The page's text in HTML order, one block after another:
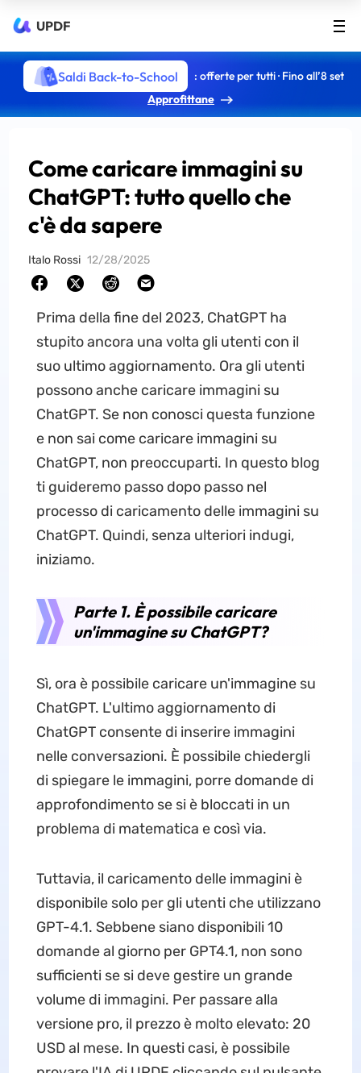
UPDF
Saldi Back-to-School
: offerte per tutti · Fino all’8 set
Approfittane
Come caricare immagini su
ChatGPT: tutto quello che
c'è da sapere
Italo Rossi 12/28/2025
Prima della fine del 2023, ChatGPT ha
stupito ancora una volta gli utenti con il
suo ultimo aggiornamento. Ora gli utenti
possono anche caricare immagini su
ChatGPT. Se non conosci questa funzione
e non sai come caricare immagini su
ChatGPT, non preoccuparti. In questo blog
ti guideremo passo dopo passo nel
processo di caricamento delle immagini su
ChatGPT. Quindi, senza ulteriori indugi,
iniziamo.
Parte 1. È possibile caricare
un'immagine su ChatGPT?
Sì, ora è possibile caricare un'immagine su
ChatGPT. L'ultimo aggiornamento di
ChatGPT consente di inserire immagini
nelle conversazioni. È possibile chiedergli
di spiegare le immagini, porre domande di
approfondimento se si è bloccati in un
problema di matematica e così via.
Tuttavia, il caricamento delle immagini è
disponibile solo per gli utenti che utilizzano
GPT-4.1. Sebbene siano disponibili 10
domande al giorno per GPT4.1, non sono
sufficienti se si deve gestire un grande
volume di immagini. Per passare alla
versione pro, il prezzo è molto elevato: 20
USD al mese. In questi casi, è possibile